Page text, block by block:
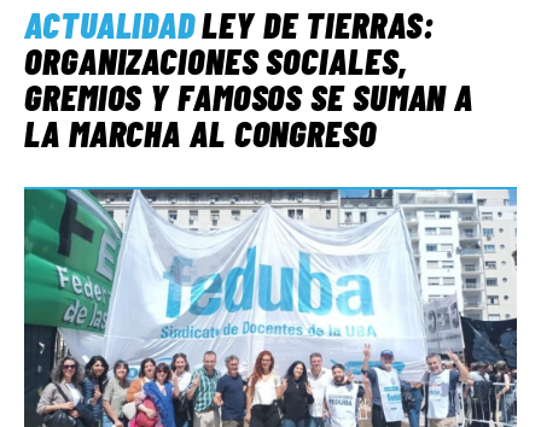
ACTUALIDADLEY DE TIERRAS:
ORGANIZACIONES SOCIALES,
GREMIOS Y FAMOSOS SE SUMAN A
LA MARCHA AL CONGRESO